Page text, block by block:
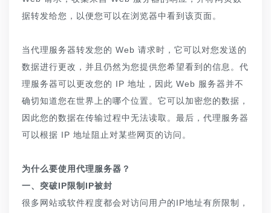
据转发给您，以便您可以在浏览器中看到该页面。
当代理服务器转发您的 Web 请求时，它可以对您发送的
数据进行更改，并且仍然为您提供您希望看到的信息。代
理服务器可以更改您的 IP 地址，因此 Web 服务器并不
确切知道您在世界上的哪个位置。它可以加密您的数据，
因此您的数据在传输过程中无法读取。最后，代理服务器
可以根据 IP 地址阻止对某些网页的访问。
为什么要使用代理服务器？
一、突破IP限制IP被封
很多网站或软件程度都会对访问用户的IP地址有所限制，